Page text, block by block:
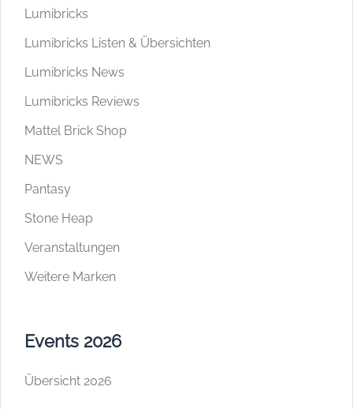
Lumibricks
Lumibricks Listen & Übersichten
Lumibricks News
Lumibricks Reviews
Mattel Brick Shop
NEWS
Pantasy
Stone Heap
Veranstaltungen
Weitere Marken
Events 2026
Übersicht 2026